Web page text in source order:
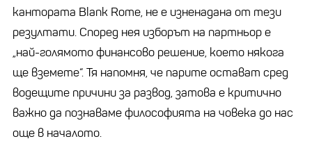
кантората Blank Rome, не е изненадана от тези
резултати. Според нея изборът на партньор е
„най-голямото финансово решение, което някога
ще вземете“. Тя напомня, че парите остават сред
водещите причини за развод, затова е критично
важно да познаваме философията на човека до нас
още в началото.